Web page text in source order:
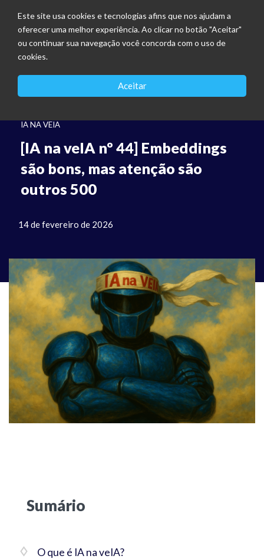
Este site usa cookies e tecnologias afins que nos ajudam a
oferecer uma melhor experiência. Ao clicar no botão "Aceitar"
ou continuar sua navegação você concorda com o uso de
cookies.
Aceitar
IA NA VEIA
[IA na veIA nº 44] Embeddings
são bons, mas atenção são
outros 500
14 de fevereiro de 2026
Sumário
O que é IA na veIA?